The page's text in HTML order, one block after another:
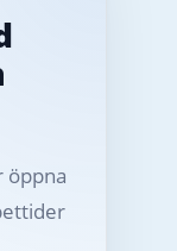
öppna